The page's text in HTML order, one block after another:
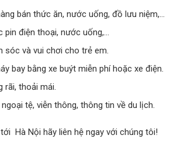
bán thức ăn, nước uống, đồ lưu niệm,…
pin điện thoại, nước uống,…
sóc và vui chơi cho trẻ em.
bay bằng xe buýt miễn phí hoặc xe điện.
rãi, thoải mái.
tệ, viễn thông, thông tin về du lịch.
Hà Nội hãy liên hệ ngay với chúng tôi!